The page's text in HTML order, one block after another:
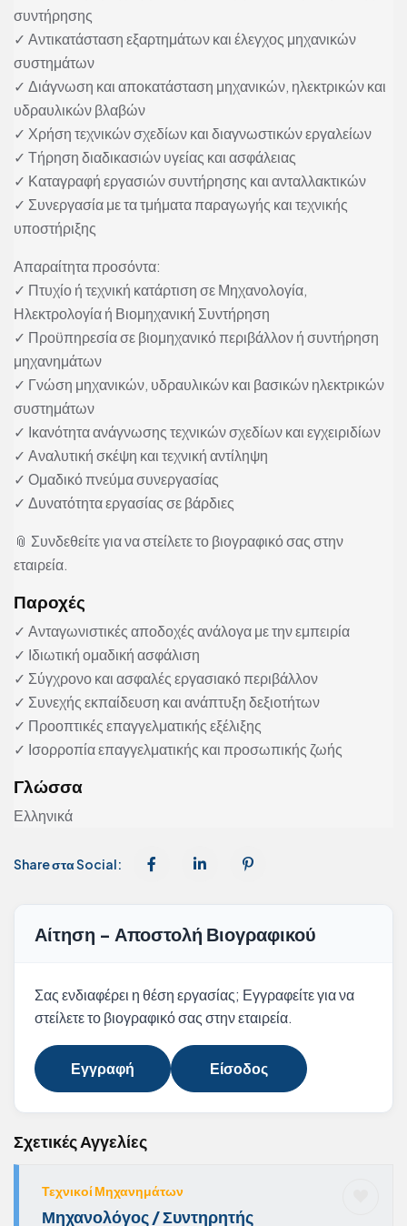
συντήρησης
✓ Αντικατάσταση εξαρτημάτων και έλεγχος μηχανικών
συστημάτων
✓ Διάγνωση και αποκατάσταση μηχανικών, ηλεκτρικών και
υδραυλικών βλαβών
✓ Χρήση τεχνικών σχεδίων και διαγνωστικών εργαλείων
✓ Τήρηση διαδικασιών υγείας και ασφάλειας
✓ Καταγραφή εργασιών συντήρησης και ανταλλακτικών
✓ Συνεργασία με τα τμήματα παραγωγής και τεχνικής
υποστήριξης
Απαραίτητα προσόντα:
✓ Πτυχίο ή τεχνική κατάρτιση σε Μηχανολογία,
Ηλεκτρολογία ή Βιομηχανική Συντήρηση
✓ Προϋπηρεσία σε βιομηχανικό περιβάλλον ή συντήρηση
μηχανημάτων
✓ Γνώση μηχανικών, υδραυλικών και βασικών ηλεκτρικών
συστημάτων
✓ Ικανότητα ανάγνωσης τεχνικών σχεδίων και εγχειριδίων
✓ Αναλυτική σκέψη και τεχνική αντίληψη
✓ Ομαδικό πνεύμα συνεργασίας
✓ Δυνατότητα εργασίας σε βάρδιες
📎 Συνδεθείτε για να στείλετε το βιογραφικό σας στην
εταιρεία.
Παροχές
✓ Ανταγωνιστικές αποδοχές ανάλογα με την εμπειρία
✓ Ιδιωτική ομαδική ασφάλιση
✓ Σύγχρονο και ασφαλές εργασιακό περιβάλλον
✓ Συνεχής εκπαίδευση και ανάπτυξη δεξιοτήτων
✓ Προοπτικές επαγγελματικής εξέλιξης
✓ Ισορροπία επαγγελματικής και προσωπικής ζωής
Γλώσσα
Ελληνικά
Share στα Social:
Αίτηση - Αποστολή Βιογραφικού
Σας ενδιαφέρει η θέση εργασίας; Εγγραφείτε για να
στείλετε το βιογραφικό σας στην εταιρεία.
Εγγραφή Είσοδος
Σχετικές Αγγελίες
Τεχνικοί Μηχανημάτων
Μηχανολόγος / Συντηρητής